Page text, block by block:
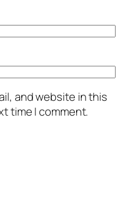
and website in this
time I comment.